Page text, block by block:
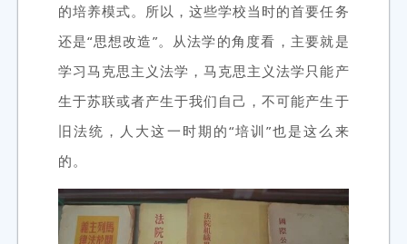
的培养模式。所以，这些学校当时的首要任务
还是“思想改造”。从法学的角度看，主要就是
学习马克思主义法学，马克思主义法学只能产
生于苏联或者产生于我们自己，不可能产生于
旧法统，人大这一时期的“培训”也是这么来
的。